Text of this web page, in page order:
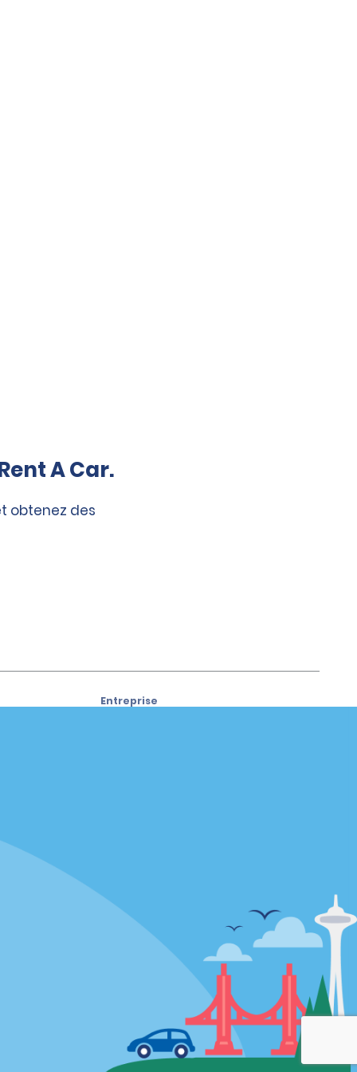
A Car.
obtenez des
Entreprise
Conditions d’utilisation
Plan du site
Choix de confidentialité
Pluriannuel d'accessibilité
© 2026 Enterprise Holdings, Inc. All rights Reserved.